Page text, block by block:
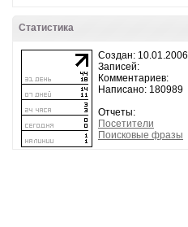
Статистика
Создан: 10.01.2006
Записей:
Комментариев:
Написано: 180989
Отчеты:
Посетители
Поисковые фразы